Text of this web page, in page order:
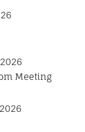
Meeting